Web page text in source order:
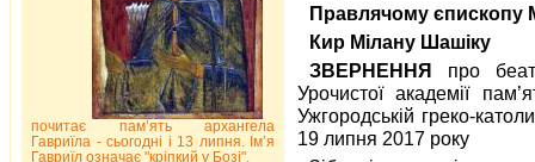
Правлячому єпископу
Кир Мілану Шашіку
ЗВЕРНЕННЯ
про
Урочистої академії
Ужгородській греко-
19 липня 2017 року
почитає пам’ять архангела
Гавриїла - сьогодні і 13 липня. Ім’я
Гавриїл означає "кріпкий у Бозі".